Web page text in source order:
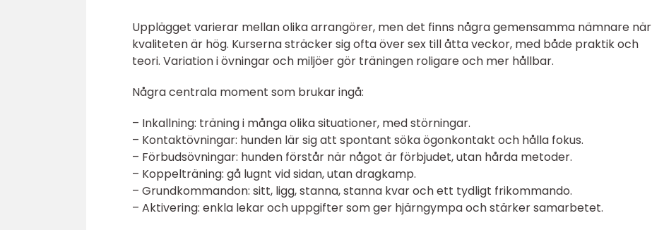
Upplägget varierar mellan olika arrangörer, men det finns några gemensamma nämnare när
kvaliteten är hög. Kurserna sträcker sig ofta över sex till åtta veckor, med både praktik och
teori. Variation i övningar och miljöer gör träningen roligare och mer hållbar.
Några centrala moment som brukar ingå:
– Inkallning: träning i många olika situationer, med störningar.
– Kontaktövningar: hunden lär sig att spontant söka ögonkontakt och hålla fokus.
– Förbudsövningar: hunden förstår när något är förbjudet, utan hårda metoder.
– Koppelträning: gå lugnt vid sidan, utan dragkamp.
– Grundkommandon: sitt, ligg, stanna, stanna kvar och ett tydligt frikommando.
– Aktivering: enkla lekar och uppgifter som ger hjärngympa och stärker samarbetet.